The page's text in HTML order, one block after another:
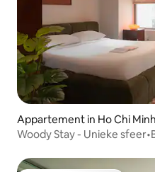
Appartement in Ho Chi
Woody Stay - Unieke